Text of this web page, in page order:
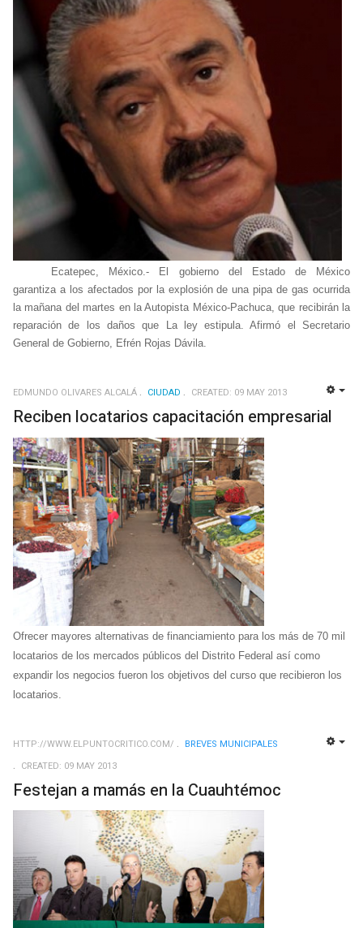
Ecatepec, México.- El gobierno del Estado de México
garantiza a los afectados por la explosión de una pipa de gas ocurrida
la mañana del martes en la Autopista México-Pachuca, que recibirán la
reparación de los daños que La ley estipula. Afirmó el Secretario
General de Gobierno, Efrén Rojas Dávila.
EDMUNDO OLIVARES ALCALÁ CIUDAD CREATED: 09 MAY 2013
Reciben locatarios capacitación empresarial
Ofrecer mayores alternativas de financiamiento para los más de 70 mil
locatarios de los mercados públicos del Distrito Federal así como
expandir los negocios fueron los objetivos del curso que recibieron los
locatarios.
HTTP://WWW.ELPUNTOCRITICO.COM/
BREVES MUNICIPALES
CREATED: 09 MAY 2013
Festejan a mamás en la Cuauhtémoc